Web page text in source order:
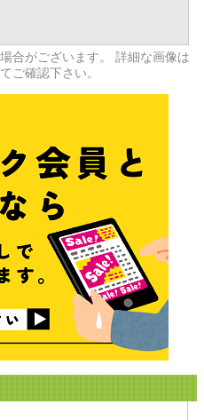
合がございます。 詳細な画像は
ご確認下さい。